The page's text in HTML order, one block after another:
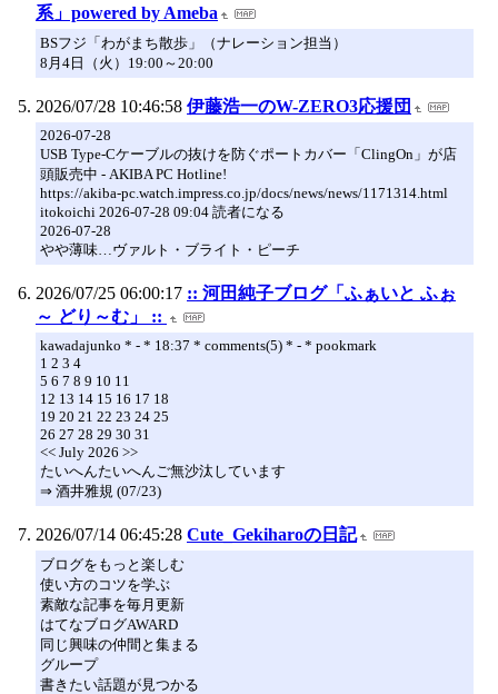
系」powered by Ameba
​BSフジ「わがまち散歩」（ナレーション担当）
8月4日（火）19:00～20:00
2026/07/28 10:46:58 伊藤浩一のW-ZERO3応援団
2026-07-28
USB Type-Cケーブルの抜けを防ぐポートカバー「ClingOn」が店
頭販売中 - AKIBA PC Hotline!
https://akiba-pc.watch.impress.co.jp/docs/news/news/1171314.html
itokoichi 2026-07-28 09:04 読者になる
2026-07-28
やや薄味…ヴァルト・ブライト・ピーチ
2026/07/25 06:00:17 :: 河田純子ブログ「ふぁいと ふぉ
～ どり～む」 ::
kawadajunko * - * 18:37 * comments(5) * - * pookmark
1 2 3 4
5 6 7 8 9 10 11
12 13 14 15 16 17 18
19 20 21 22 23 24 25
26 27 28 29 30 31
<< July 2026 >>
たいへんたいへんご無沙汰しています
⇒ 酒井雅規 (07/23)
2026/07/14 06:45:28 Cute_Gekiharoの日記
ブログをもっと楽しむ
使い方のコツを学ぶ
素敵な記事を毎月更新
はてなブログAWARD
同じ興味の仲間と集まる
グループ
書きたい話題が見つかる